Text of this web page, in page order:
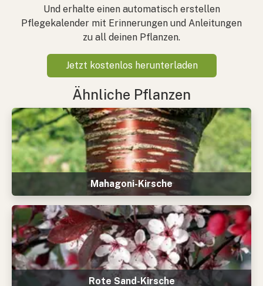
Und erhalte einen automatisch erstellen
Pflegekalender mit Erinnerungen und Anleitungen
zu all deinen Pflanzen.
Jetzt kostenlos herunterladen
Ähnliche Pflanzen
Mahagoni-Kirsche
Rote Sand-Kirsche